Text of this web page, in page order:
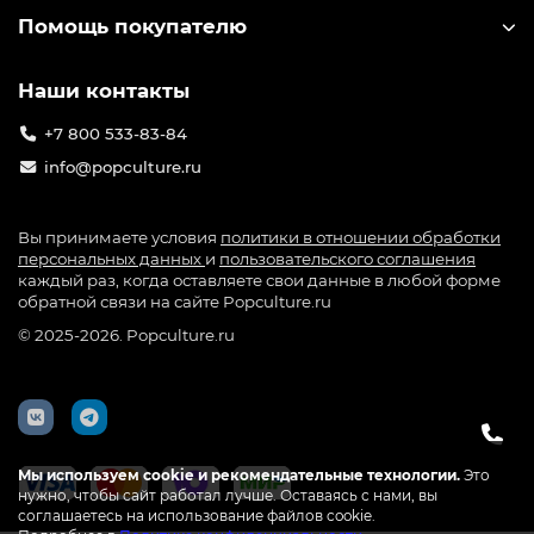
Red Dawn Matt Eckert (1641)
81171
1 999р.
100 Pop-Баллов
В КОРЗИНУ
Lionel Richie (349) 64041
1 999р.
100 Pop-Баллов
Мы используем cookie и рекомендательные технологии. Это
нужно, чтобы сайт работал лучше. Оставаясь с нами, вы
соглашаетесь на использование файлов cookie.